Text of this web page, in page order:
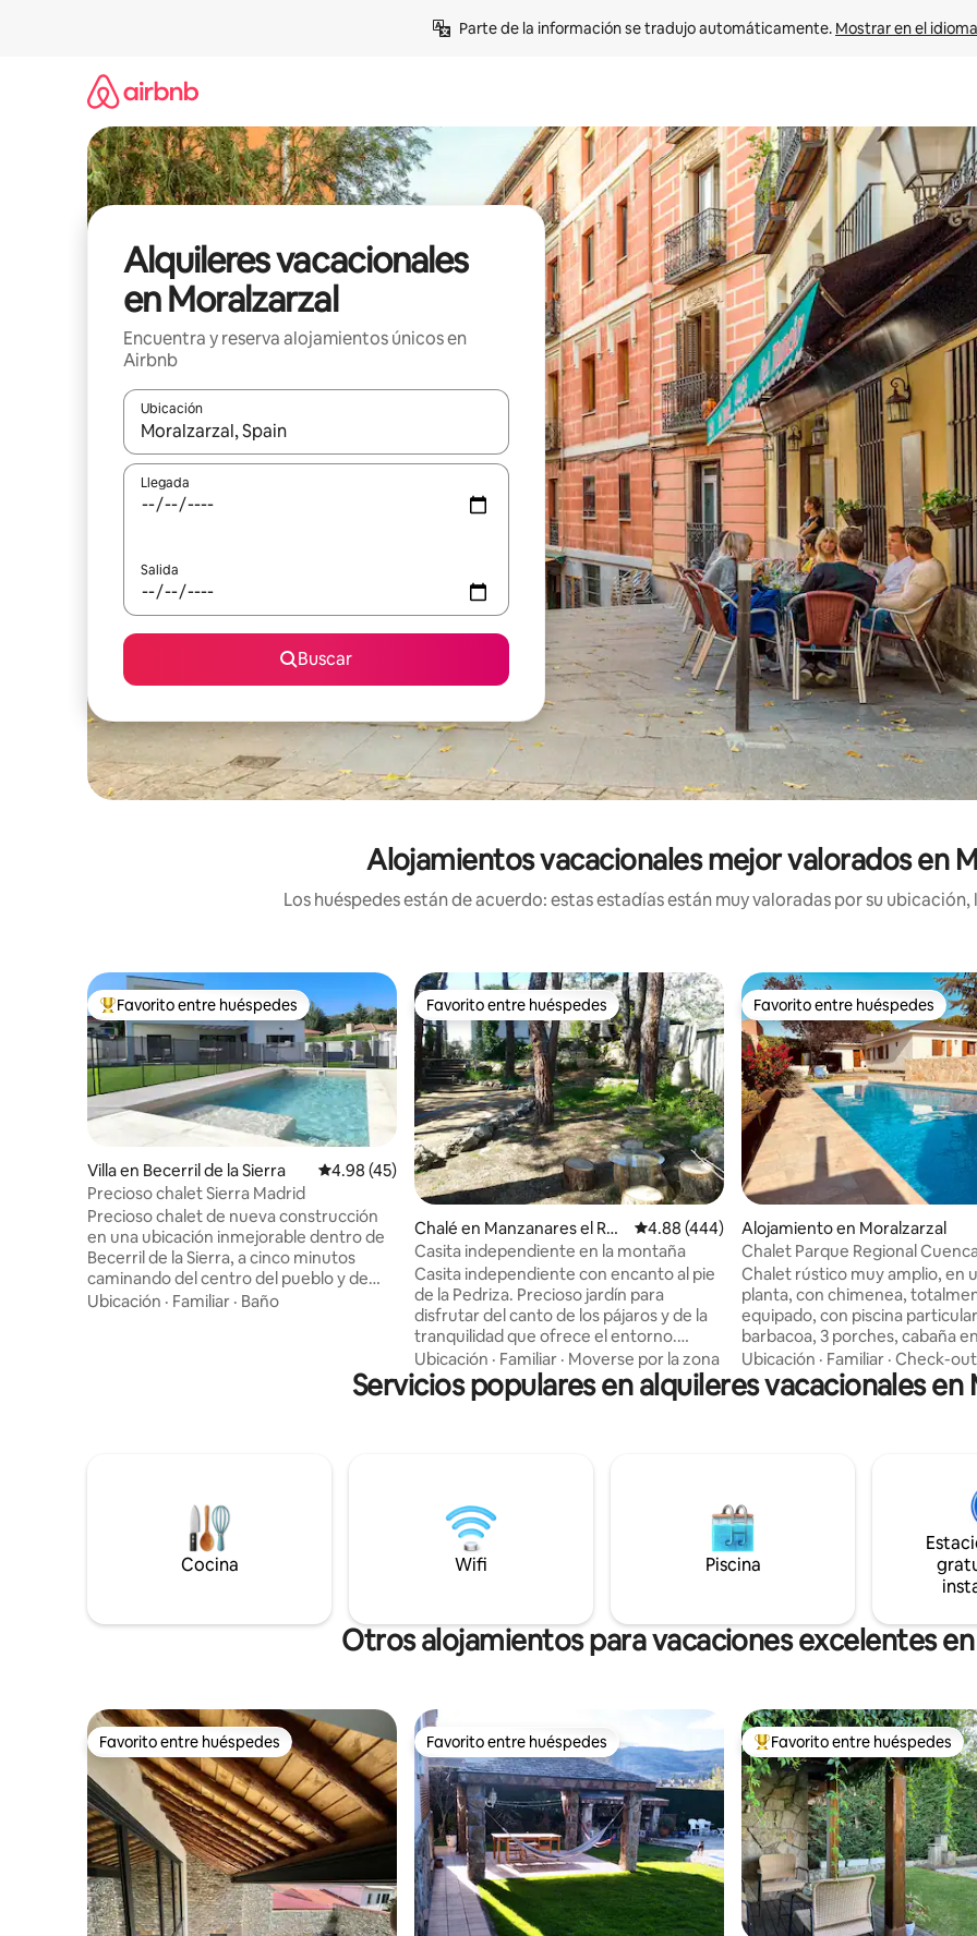
Parte de la información se tradujo automáticamente. Mostrar en el
Alquileres vacacionales
en Moralzarzal
Encuentra y reserva alojamientos únicos en
Airbnb
Ubicación
Cuando los resultados estén disponibles, navega con las teclas de flecha hacia arriba y hacia abajo o explora con el
Llegada
Salida
Buscar
Alojamientos vacacionales mejor valorados en
Los huéspedes están de acuerdo: estas estadías están muy valoradas por su
Favorito entre huéspedes preferido
Favorito entre huéspedes
Villa en Becerril de la Sierra Calificación promedio: 4.98 de 5, 45 reseñas
4.98 (45)
Precioso chalet Sierra Madrid
Precioso chalet de nueva construcción
en una ubicación inmejorable dentro de
Becerril de la Sierra, a cinco minutos
caminando del centro del pueblo y de
varios accesos al Parque Natural de la
espacio en todas las estancias. La casa
Ubicación · Familiar · Baño
Favorito entre huéspedes
Favorito entre huéspedes
Chalé en Manzanares el Rea
l
Calificación promedio: 4.88 de 5, 444 reseñas
4.88 (444)
Casita independiente en la montaña
Casita independiente con encanto al pie
de la Pedriza. Precioso jardín para
disfrutar del canto de los pájaros y de la
tranquilidad que ofrece el entorno.
Construida en armonía con las propias
piedras que la naturaleza nos regala.
Ideal para relajarse. Encantadora casita
armoniosamente dentro de la naturaleza
del entorno circundante.
Ubicación · Familiar · Moverse por la zona
Favorito entre huéspedes
Favorito entre huéspedes
Alojamiento en Moralzarzal
Chalet Parque Regional
Manzanares
Chalet rústico muy amplio, en
planta, con chimenea,
equipado, con piscina
barbacoa, 3 porches, cabaña
y amplio jardín con cesped.
cómoda con internet, wifi, juegos de
mesa, etc. Disfruta de grandes
skate, etc). En un pueblo lleno
actividades para niños y
Teletrabaja disfrutando de
momentos.
Ubicación · Familiar · Check-out
Servicios populares en alquileres vacacionales en
Cocina Wifi Piscina
Otros alojamientos para vacaciones excelentes
Favorito entre huéspedes
Favorito entre huéspedes Favorito entre huéspedes
Favorito entre huéspedes Favorito entre huéspedes
Favorito entre huéspedes